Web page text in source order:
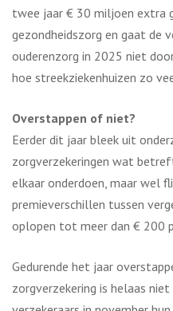
twee jaar € 30 miljoen extra
gezondheidszorg en gaat de
ouderenzorg in 2025 niet
hoe streekziekenhuizen zo
Overstappen of niet?
Eerder dit jaar bleek uit
zorgverzekeringen wat
elkaar onderdoen, maar wel
premieverschillen tussen
oplopen tot meer dan € 200
Gedurende het jaar
zorgverzekering is helaas